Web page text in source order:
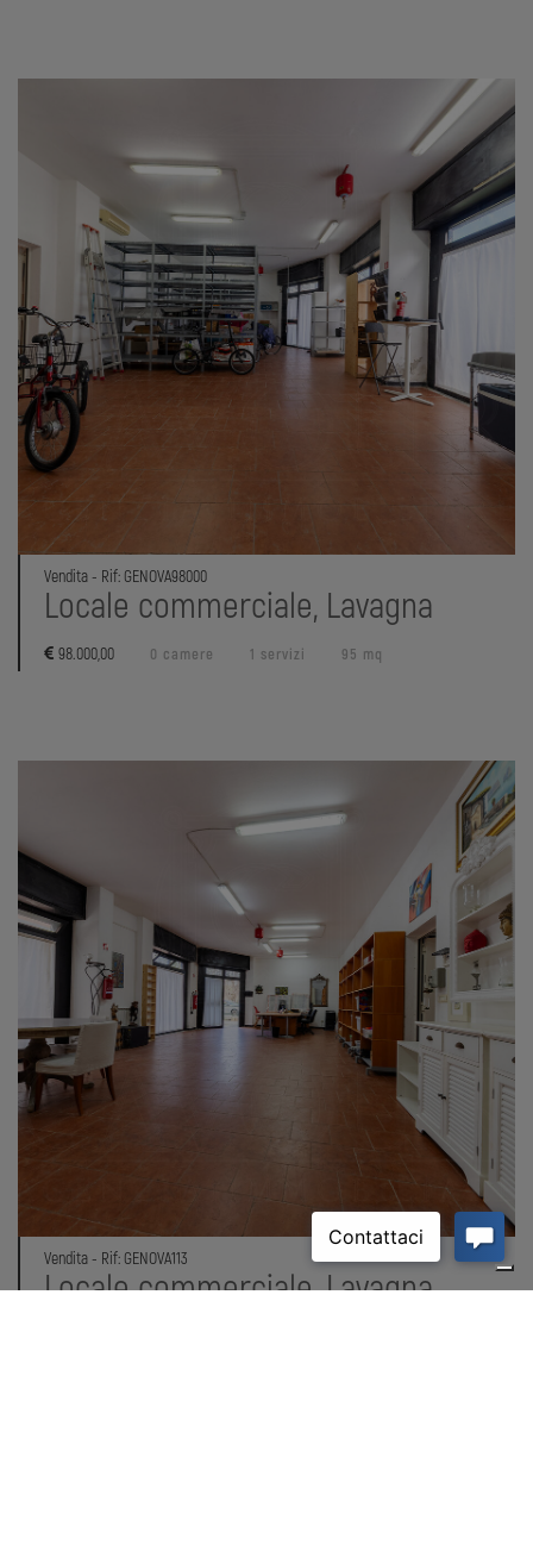
Vendita - Rif: GENOVA98000
Locale commerciale, Lavagna
98.000,00 0 camere 1 servizi 95 mq
Vendita - Rif: GENOVA113
Locale commerciale, Lavagna